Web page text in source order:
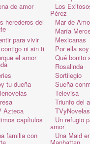
de amor
Los
Pérez
herederos del
Mar de
María
para vivir
Mexicanas
ni sin ti
Por ella
el amor
Qué bonito
Rosalinda
Sortilegio
tu dueña
Sueña
Televisa
Triunfo del
Azteca
TVyNovelas
capítulos
Un refugio
amor
familia con
Una Maid